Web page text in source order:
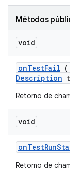
Métodos
void
onTestFail (
Description
Retorno de
void
onTestRun
Retorno de